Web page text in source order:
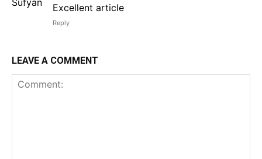
Excellent article
Reply
LEAVE A COMMENT